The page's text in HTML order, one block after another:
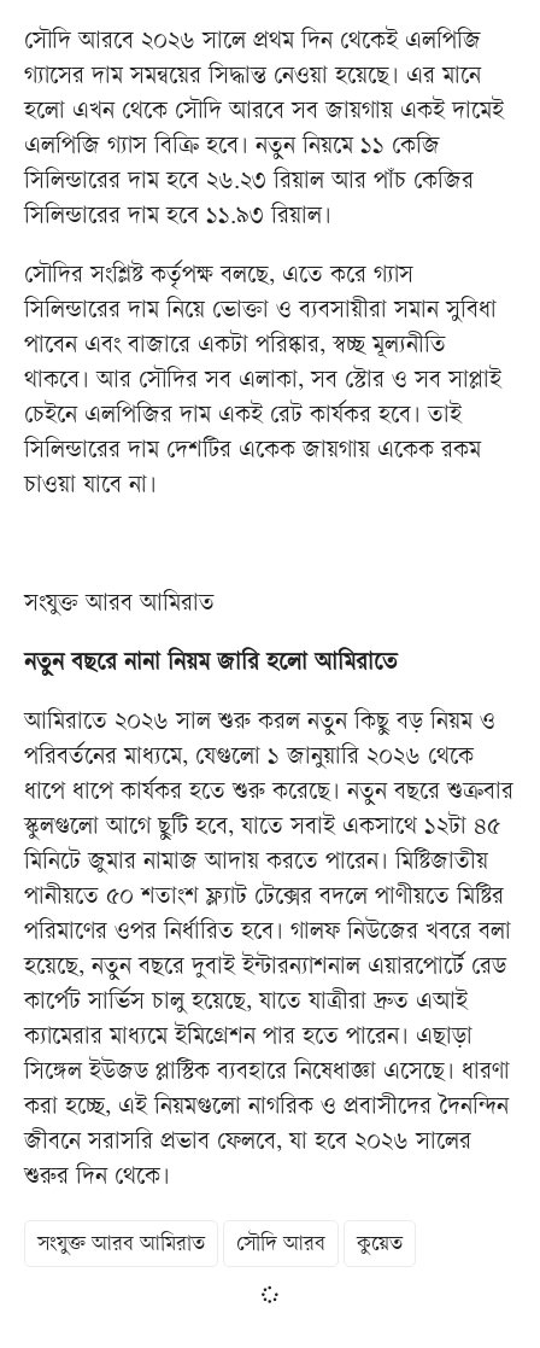
সৌদি আরবে ২০২৬ সালে প্রথম দিন থেকেই এলপিজি
গ্যাসের দাম সমন্বয়ের সিদ্ধান্ত নেওয়া হয়েছে। এর মানে
হলো এখন থেকে সৌদি আরবে সব জায়গায় একই দামেই
এলপিজি গ্যাস বিক্রি হবে। নতুন নিয়মে ১১ কেজি
সিলিন্ডারের দাম হবে ২৬.২৩ রিয়াল আর পাঁচ কেজির
সিলিন্ডারের দাম হবে ১১.৯৩ রিয়াল।
সৌদির সংশ্লিষ্ট কর্তৃপক্ষ বলছে, এতে করে গ্যাস
সিলিন্ডারের দাম নিয়ে ভোক্তা ও ব্যবসায়ীরা সমান সুবিধা
পাবেন এবং বাজারে একটা পরিষ্কার, স্বচ্ছ মূল্যনীতি
থাকবে। আর সৌদির সব এলাকা, সব স্টোর ও সব সাপ্লাই
চেইনে এলপিজির দাম একই রেট কার্যকর হবে। তাই
সিলিন্ডারের দাম দেশটির একেক জায়গায় একেক রকম
চাওয়া যাবে না।
সংযুক্ত আরব আমিরাত
নতুন বছরে নানা নিয়ম জারি হলো আমিরাতে
আমিরাতে ২০২৬ সাল শুরু করল নতুন কিছু বড় নিয়ম ও
পরিবর্তনের মাধ্যমে, যেগুলো ১ জানুয়ারি ২০২৬ থেকে
ধাপে ধাপে কার্যকর হতে শুরু করেছে। নতুন বছরে শুক্রবার
স্কুলগুলো আগে ছুটি হবে, যাতে সবাই একসাথে ১২টা ৪৫
মিনিটে জুমার নামাজ আদায় করতে পারেন। মিষ্টিজাতীয়
পানীয়তে ৫০ শতাংশ ফ্ল্যাট টেক্সের বদলে পাণীয়তে মিষ্টির
পরিমাণের ওপর নির্ধারিত হবে। গালফ নিউজের খবরে বলা
হয়েছে, নতুন বছরে দুবাই ইন্টারন্যাশনাল এয়ারপোর্টে রেড
কার্পেট সার্ভিস চালু হয়েছে, যাতে যাত্রীরা দ্রুত এআই
ক্যামেরার মাধ্যমে ইমিগ্রেশন পার হতে পারেন। এছাড়া
সিঙ্গেল ইউজড প্লাস্টিক ব্যবহারে নিষেধাজ্ঞা এসেছে। ধারণা
করা হচ্ছে, এই নিয়মগুলো নাগরিক ও প্রবাসীদের দৈনন্দিন
জীবনে সরাসরি প্রভাব ফেলবে, যা হবে ২০২৬ সালের
শুরুর দিন থেকে।
সংযুক্ত আরব আমিরাত সৌদি আরব কুয়েত